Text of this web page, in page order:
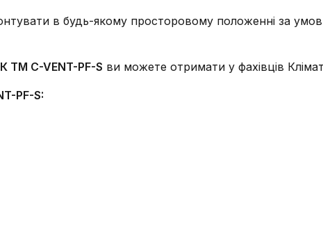
в будь-якому просторовому положенні за
ТМ C-VENT-PF-S ви можете отримати у фахівців
PF-S: